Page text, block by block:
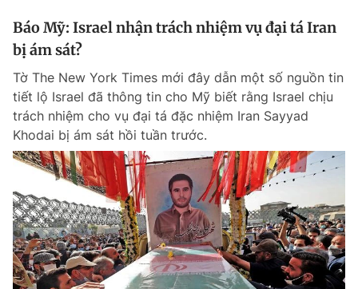
Báo Mỹ: Israel nhận trách nhiệm vụ đại tá Iran
bị ám sát?
Tờ The New York Times mới đây dẫn một số nguồn tin
tiết lộ Israel đã thông tin cho Mỹ biết rằng Israel chịu
trách nhiệm cho vụ đại tá đặc nhiệm Iran Sayyad
Khodai bị ám sát hồi tuần trước.